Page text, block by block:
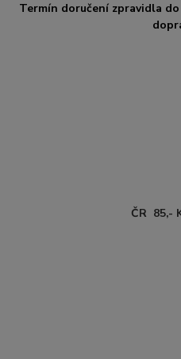
Termín doručení zpravidla
ČR 85,-